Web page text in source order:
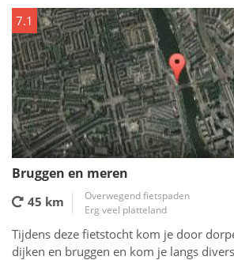
7.1
Bruggen en meren
45 km
Overwegend fietspaden
Erg veel platteland
Tijdens deze fietstocht kom je door
dijken en bruggen en kom je langs